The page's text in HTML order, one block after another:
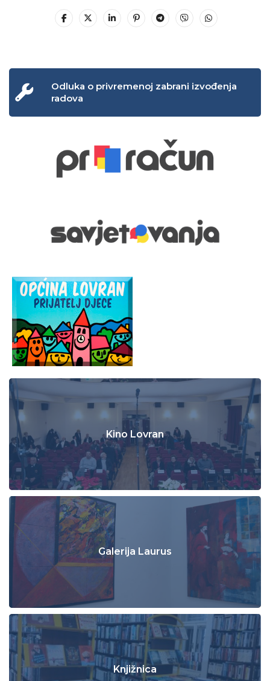
Odluka o privremenoj zabrani izvođenja
radova
Kino Lovran
Galerija Laurus
Knjižnica